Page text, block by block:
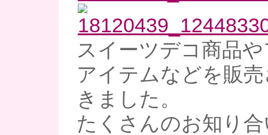
スイーツデコ商品
アイテムなどを販
きました。
たくさんのお知り